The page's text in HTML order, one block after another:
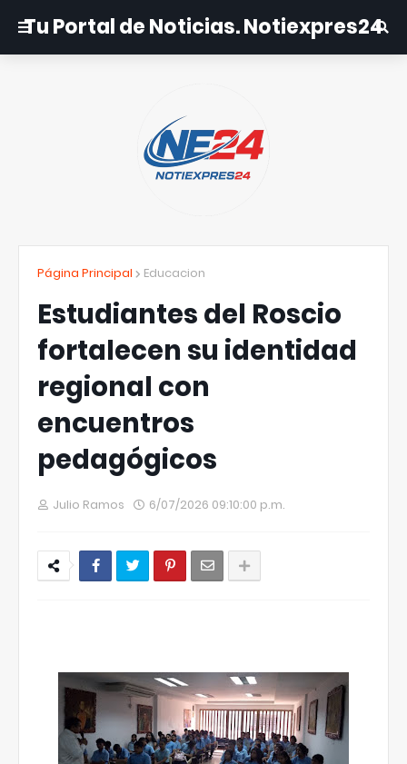
Tu Portal de Noticias. Notiexpres24
Página Principal Educacion
Estudiantes del Roscio
fortalecen su identidad
regional con
encuentros
pedagógicos
Julio Ramos 6/07/2026 09:10:00 p.m.